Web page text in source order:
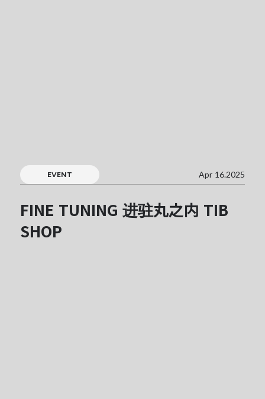
EVENT Apr 16.2025
FINE TUNING 进驻丸之内 TIB
SHOP